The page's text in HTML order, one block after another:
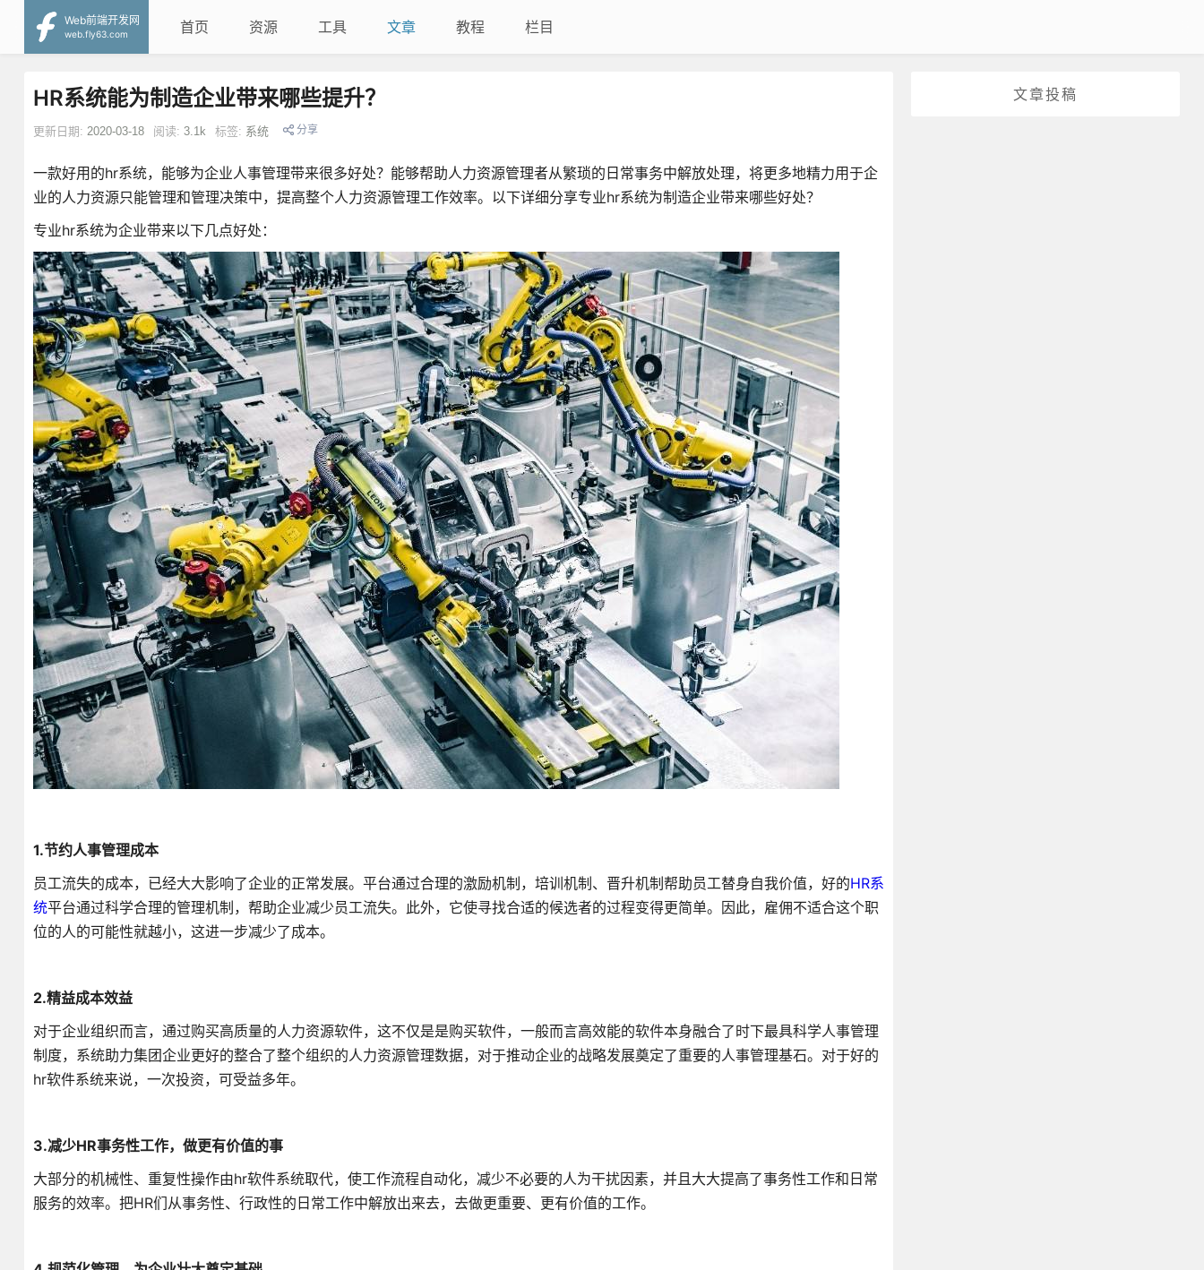
Web前端开发网
web.fly63.com
首页 资源 工具 文章 教程 栏目
文章投稿
HR系统能为制造企业带来哪些提升？
更新日期: 2020-03-18 阅读: 3.1k 标签: 系统 分享
一款好用的hr系统，能够为企业人事管理带来很多好处？能够帮助人力资源管理者从繁琐的日常事务中解放处理，将更多地精力用于企
业的人力资源只能管理和管理决策中，提高整个人力资源管理工作效率。以下详细分享专业hr系统为制造企业带来哪些好处？
专业hr系统为企业带来以下几点好处：
1.节约人事管理成本
员工流失的成本，已经大大影响了企业的正常发展。平台通过合理的激励机制，培训机制、晋升机制帮助员工替身自我价值，好的HR系
统平台通过科学合理的管理机制，帮助企业减少员工流失。此外，它使寻找合适的候选者的过程变得更简单。因此，雇佣不适合这个职
位的人的可能性就越小，这进一步减少了成本。
2.精益成本效益
对于企业组织而言，通过购买高质量的人力资源软件，这不仅是是购买软件，一般而言高效能的软件本身融合了时下最具科学人事管理
制度，系统助力集团企业更好的整合了整个组织的人力资源管理数据，对于推动企业的战略发展奠定了重要的人事管理基石。对于好的
hr软件系统来说，一次投资，可受益多年。
3.减少HR事务性工作，做更有价值的事
大部分的机械性、重复性操作由hr软件系统取代，使工作流程自动化，减少不必要的人为干扰因素，并且大大提高了事务性工作和日常
服务的效率。把HR们从事务性、行政性的日常工作中解放出来去，去做更重要、更有价值的工作。